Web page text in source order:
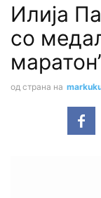
Илија
со
од страна на